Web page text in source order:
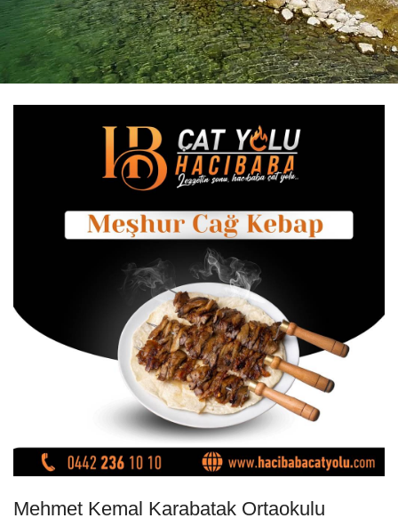
Mehmet Kemal Karabatak Ortaokulu